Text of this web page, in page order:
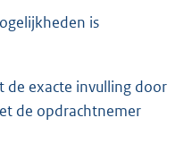
is
de exacte invulling door
de opdrachtnemer